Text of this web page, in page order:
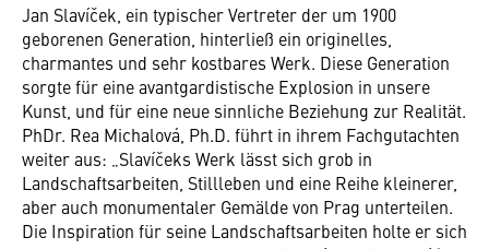
Jan Slavíček, ein typischer Vertreter der um 1900
geborenen Generation, hinterließ ein originelles,
charmantes und sehr kostbares Werk. Diese Generation
sorgte für eine avantgardistische Explosion in unsere
Kunst, und für eine neue sinnliche Beziehung zur Realität.
PhDr. Rea Michalová, Ph.D. führt in ihrem Fachgutachten
weiter aus: „Slavíčeks Werk lässt sich grob in
Landschaftsarbeiten, Stillleben und eine Reihe kleinerer,
aber auch monumentaler Gemälde von Prag unterteilen.
Die Inspiration für seine Landschaftsarbeiten holte er sich